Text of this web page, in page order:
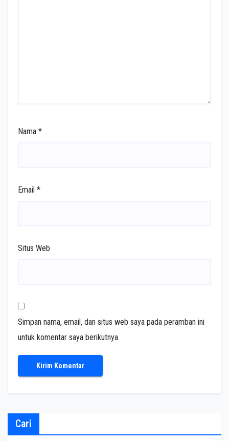
Nama *
Email *
Situs Web
Simpan nama, email, dan situs web saya pada peramban ini
untuk komentar saya berikutnya.
Cari